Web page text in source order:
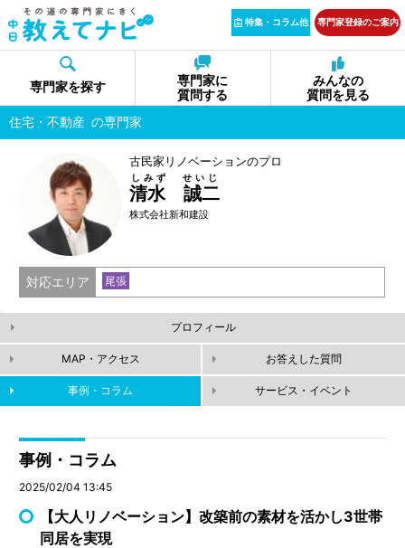
特集・コラム他 専門家登録のご案内
専門家を探す
専門家に
質問する
みんなの
質問を見る
住宅・不動産 の専門家
古民家リノベーションのプロ
清水 誠二
しみず せいじ
株式会社新和建設
対応エリア 尾張
プロフィール
MAP・アクセス お答えした質問
事例・コラム サービス・イベント
事例・コラム
2025/02/04 13:45
【大人リノベーション】改築前の素材を活かし3世帯
同居を実現